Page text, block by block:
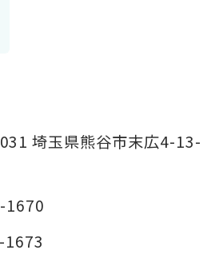
埼玉県熊谷市末広4-13-
1670